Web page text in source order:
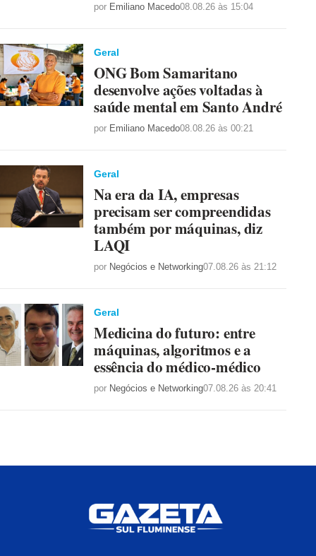
por Emiliano Macedo08.08.26 às 15:04
Geral
ONG Bom Samaritano
desenvolve ações voltadas à
saúde mental em Santo André
por Emiliano Macedo08.08.26 às 00:21
Geral
Na era da IA, empresas
precisam ser compreendidas
também por máquinas, diz
LAQI
por Negócios e Networking07.08.26 às 21:12
Geral
Medicina do futuro: entre
máquinas, algoritmos e a
essência do médico-médico
por Negócios e Networking07.08.26 às 20:41